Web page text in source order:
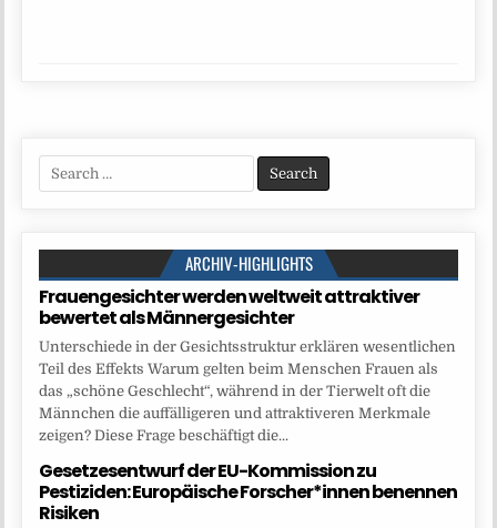
Search
for:
ARCHIV-HIGHLIGHTS
Frauengesichter werden weltweit attraktiver
bewertet als Männergesichter
Unterschiede in der Gesichtsstruktur erklären wesentlichen
Teil des Effekts Warum gelten beim Menschen Frauen als
das „schöne Geschlecht“, während in der Tierwelt oft die
Männchen die auffälligeren und attraktiveren Merkmale
zeigen? Diese Frage beschäftigt die...
Gesetzesentwurf der EU-Kommission zu
Pestiziden: Europäische Forscher*innen benennen
Risiken